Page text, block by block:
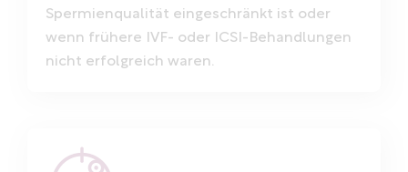
Spermienqualität eingeschränkt ist oder
wenn frühere IVF- oder ICSI-Behandlungen
nicht erfolgreich waren.